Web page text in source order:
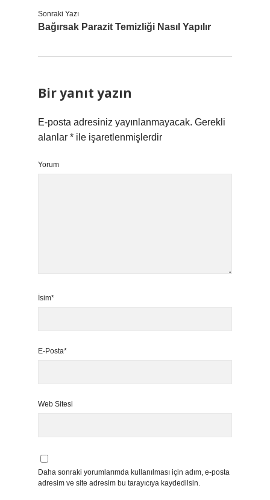
Sonraki Yazı
Bağırsak Parazit Temizliği Nasıl Yapılır
Bir yanıt yazın
E-posta adresiniz yayınlanmayacak. Gerekli
alanlar * ile işaretlenmişlerdir
Yorum
İsim*
E-Posta*
Web Sitesi
Daha sonraki yorumlarımda kullanılması için adım, e-posta
adresim ve site adresim bu tarayıcıya kaydedilsin.